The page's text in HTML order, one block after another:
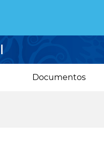
Documentos